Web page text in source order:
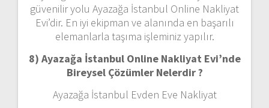
güvenilir yolu Ayazağa İstanbul Online Nakliyat
Evi’dir. En iyi ekipman ve alanında en başarılı
elemanlarla taşıma işleminiz yapılır.
8) Ayazağa İstanbul Online Nakliyat Evi’nde
Bireysel Çözümler Nelerdir ?
Ayazağa İstanbul Evden Eve Nakliyat